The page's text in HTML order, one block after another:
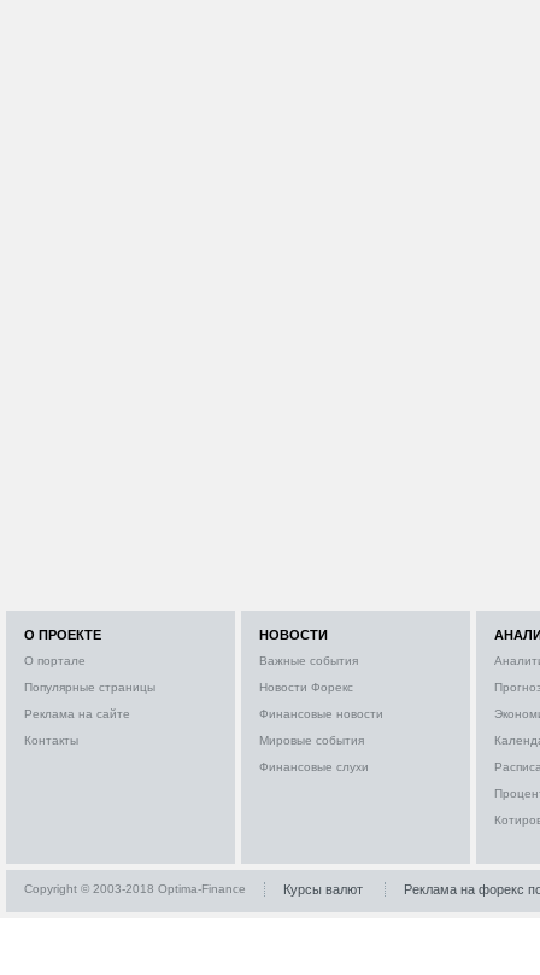
О ПРОЕКТЕ
О портале
Популярные страницы
Реклама на сайте
Контакты
НОВОСТИ
Важные события
Новости Форекс
Финансовые новости
Мировые события
Финансовые слухи
Copyright © 2003-2018 Optima-Finance Курсы валют Реклама на форекс